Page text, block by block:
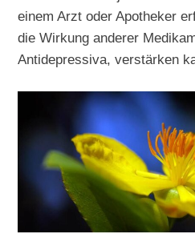
einem Arzt oder Apotheker
die Wirkung anderer
Antidepressiva, verstärken